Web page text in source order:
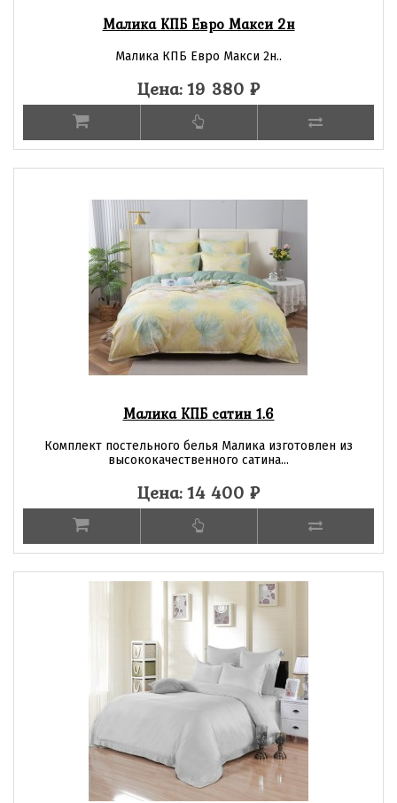
Малика КПБ Евро Макси 2н
Малика КПБ Евро Макси 2н..
Цена: 19 380 ₽
Малика КПБ сатин 1.6
Комплект постельного белья Малика изготовлен из
высококачественного сатина...
Цена: 14 400 ₽